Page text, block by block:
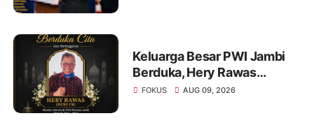
Keluarga Besar PWI Jambi
Berduka, Hery Rawas
Mantan Sekretaris PWI
FOKUS AUG 09, 2026